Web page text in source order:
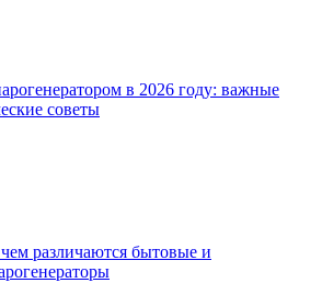
в 2026 году: важные
советы
различаются бытовые и